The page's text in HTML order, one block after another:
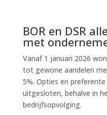
BOR en DSR
met
Vanaf 1 januari 2026
tot gewone aandelen
5%. Opties en
uitgesloten, behalve in
bedrijfsopvolging.